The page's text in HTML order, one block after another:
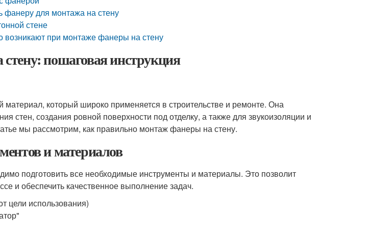
фанеру для монтажа на стену
стене
возникают при монтаже фанеры на стену
пошаговая инструкция
который широко применяется в строительстве и ремонте. Она
стен, создания ровной поверхности под отделку, а также для звукоизоляции и
мы рассмотрим, как правильно монтаж фанеры на стену.
и материалов
подготовить все необходимые инструменты и материалы. Это позволит
и обеспечить качественное выполнение задач.
цели использования)